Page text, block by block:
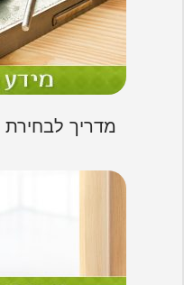
מדריך לבחירת